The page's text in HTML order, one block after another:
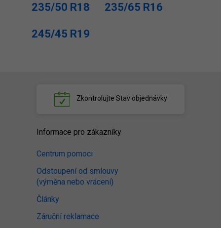
235/50 R18 235/65 R16
245/45 R19
Zkontrolujte Stav objednávky
Informace pro zákazníky
Centrum pomoci
Odstoupení od smlouvy
(výměna nebo vrácení)
Články
Záruční reklamace